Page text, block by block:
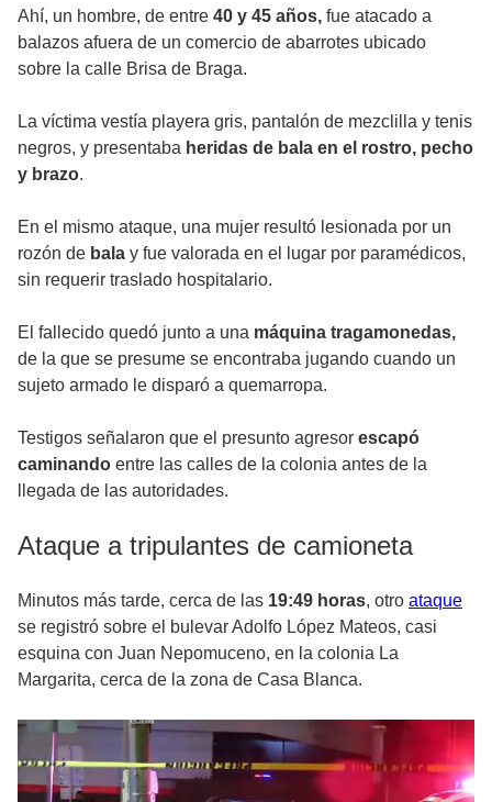
Ahí, un hombre, de entre 40 y 45 años, fue atacado a
balazos afuera de un comercio de abarrotes ubicado
sobre la calle Brisa de Braga.
La víctima vestía playera gris, pantalón de mezclilla y tenis
negros, y presentaba heridas de bala en el rostro, pecho
y brazo.
En el mismo ataque, una mujer resultó lesionada por un
rozón de bala y fue valorada en el lugar por paramédicos,
sin requerir traslado hospitalario.
El fallecido quedó junto a una máquina tragamonedas,
de la que se presume se encontraba jugando cuando un
sujeto armado le disparó a quemarropa.
Testigos señalaron que el presunto agresor escapó
caminando entre las calles de la colonia antes de la
llegada de las autoridades.
Ataque a tripulantes de camioneta
Minutos más tarde, cerca de las 19:49 horas, otro ataque
se registró sobre el bulevar Adolfo López Mateos, casi
esquina con Juan Nepomuceno, en la colonia La
Margarita, cerca de la zona de Casa Blanca.